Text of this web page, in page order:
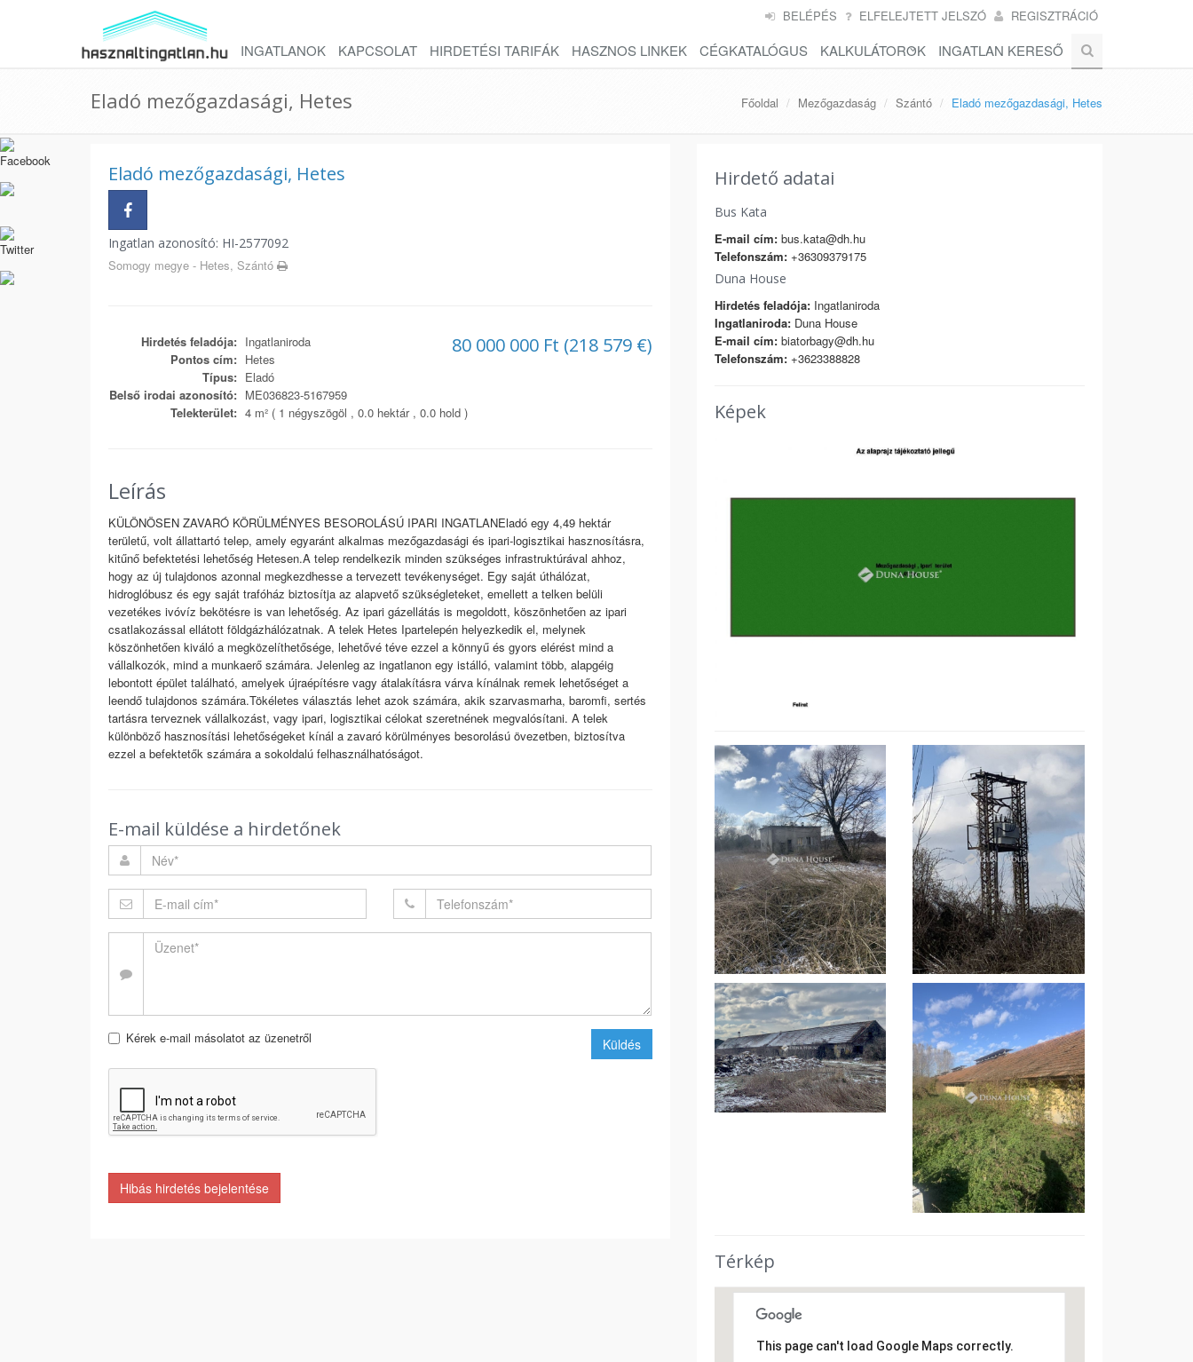
BELÉPÉS ELFELEJTETT JELSZÓ REGISZTRÁCIÓ
INGATLANOK KAPCSOLAT HIRDETÉSI TARIFÁK HASZNOS LINKEK CÉGKATALÓGUS KALKULÁTOROK INGATLAN KERESŐ
Eladó mezőgazdasági, Hetes Főoldal Mezőgazdaság Szántó Eladó mezőgazdasági, Hetes
Eladó mezőgazdasági, Hetes
Ingatlan azonosító: HI-2577092
Somogy megye - Hetes, Szántó
80 000 000 Ft (218 579 €)
Hirdetés feladója: Ingatlaniroda
Pontos cím: Hetes
Típus: Eladó
Belső irodai azonosító: ME036823-5167959
Telekterület: 4 m² ( 1 négyszögöl , 0.0 hektár , 0.0 hold )
Leírás
KÜLÖNÖSEN ZAVARÓ KÖRÜLMÉNYES BESOROLÁSÚ IPARI INGATLANEladó egy 4,49 hektár
területű, volt állattartó telep, amely egyaránt alkalmas mezőgazdasági és ipari-logisztikai hasznosításra,
kitűnő befektetési lehetőség Hetesen.A telep rendelkezik minden szükséges infrastruktúrával ahhoz,
hogy az új tulajdonos azonnal megkezdhesse a tervezett tevékenységet. Egy saját úthálózat,
hidroglóbusz és egy saját trafóház biztosítja az alapvető szükségleteket, emellett a telken belüli
vezetékes ivóvíz bekötésre is van lehetőség. Az ipari gázellátás is megoldott, köszönhetően az ipari
csatlakozással ellátott földgázhálózatnak. A telek Hetes Ipartelepén helyezkedik el, melynek
köszönhetően kiváló a megközelíthetősége, lehetővé téve ezzel a könnyű és gyors elérést mind a
vállalkozók, mind a munkaerő számára. Jelenleg az ingatlanon egy istálló, valamint több, alapgéig
lebontott épület található, amelyek újraépítésre vagy átalakításra várva kínálnak remek lehetőséget a
leendő tulajdonos számára.Tökéletes választás lehet azok számára, akik szarvasmarha, baromfi, sertés
tartásra terveznek vállalkozást, vagy ipari, logisztikai célokat szeretnének megvalósítani. A telek
különböző hasznosítási lehetőségeket kínál a zavaró körülményes besorolású övezetben, biztosítva
ezzel a befektetők számára a sokoldalú felhasználhatóságot.
E-mail küldése a hirdetőnek
Kérek e-mail másolatot az üzenetről Küldés
Hibás hirdetés bejelentése
Hirdető adatai
Bus Kata
E-mail cím:bus.kata@dh.hu
Telefonszám:+36309379175
Duna House
Hirdetés feladója:Ingatlaniroda
Ingatlaniroda:Duna House
E-mail cím:biatorbagy@dh.hu
Telefonszám:+3623388828
Képek
Térkép
This page can't load Google Maps correctly.